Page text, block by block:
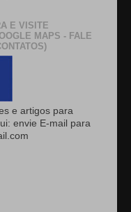
E VISITE
MAPS - FALE
e artigos para
envie E-mail para